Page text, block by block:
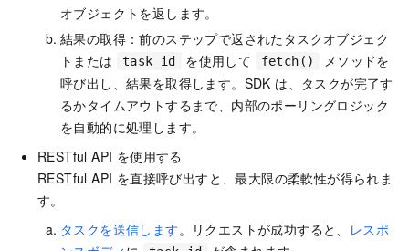
オブジェクトを返します。
結果の取得：前のステップで返されたタスクオブジェク
トまたは
task_id を使用して fetch()
メソッドを
呼び出し、結果を取得します。SDK は、タスクが完了す
るかタイムアウトするまで、内部のポーリングロジック
を自動的に処理します。
RESTful API を使用する
RESTful API を直接呼び出すと、最大限の柔軟性が得られま
す。
タスクを送信します 。リクエストが成功すると、
レスポ